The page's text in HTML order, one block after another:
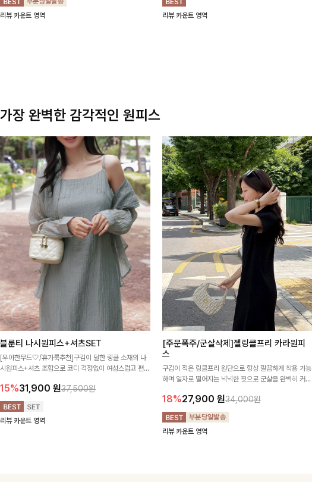
리뷰 카운트 영역 리뷰 카운트 영역
가장 완벽한 감각적인 원피스
블룬티 나시원피스+셔츠SET
[우아한무드🤍/휴가룩추천]구김이 덜한 링클 소재의 나
시원피스+셔츠 조합으로 코디 걱정없이 여성스럽고 편안
15%31,900 원37,500원
리뷰 카운트 영역
[주문폭주/군살삭제]젤링클프리 카라원피
스
구김이 적은 링클프리 원단으로 항상 깔끔하게 착용 가능
하며 일자로 떨어지는 넉넉한 핏으로 군살을 완벽히 커버
18%27,900 원34,000원
리뷰 카운트 영역